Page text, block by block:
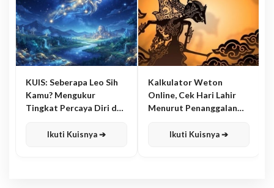
KUIS: Seberapa Leo Sih
Kamu? Mengukur
Tingkat Percaya Diri dan
Ikuti Kuisnya ➔
Kalkulator Weton
Online, Cek Hari Lahir
Menurut Penanggalan
Ikuti Kuisnya ➔